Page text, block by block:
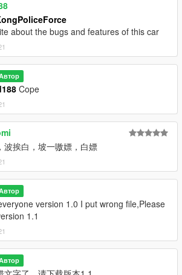
about the bugs and features of this car
Cope
波挨白，坡一嗷嫖，白嫖
version 1.0 I put wrong file,Please
1.1